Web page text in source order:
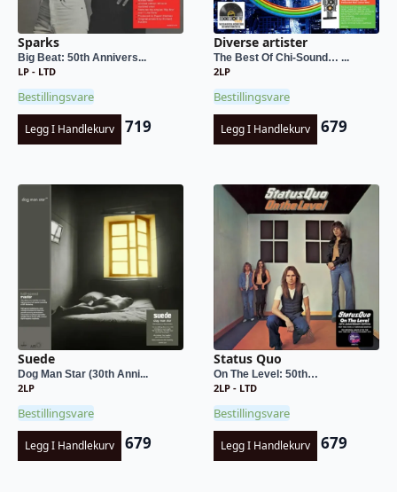
Sparks
Big Beat: 50th Annivers...
LP - LTD
Bestillingsvare
Legg I Handlekurv 719
Diverse artister
The Best Of Chi-Sound… ...
2LP
Bestillingsvare
Legg I Handlekurv 679
Suede
Dog Man Star (30th Anni...
2LP
Bestillingsvare
Legg I Handlekurv 679
Status Quo
On The Level: 50th…
2LP - LTD
Bestillingsvare
Legg I Handlekurv 679